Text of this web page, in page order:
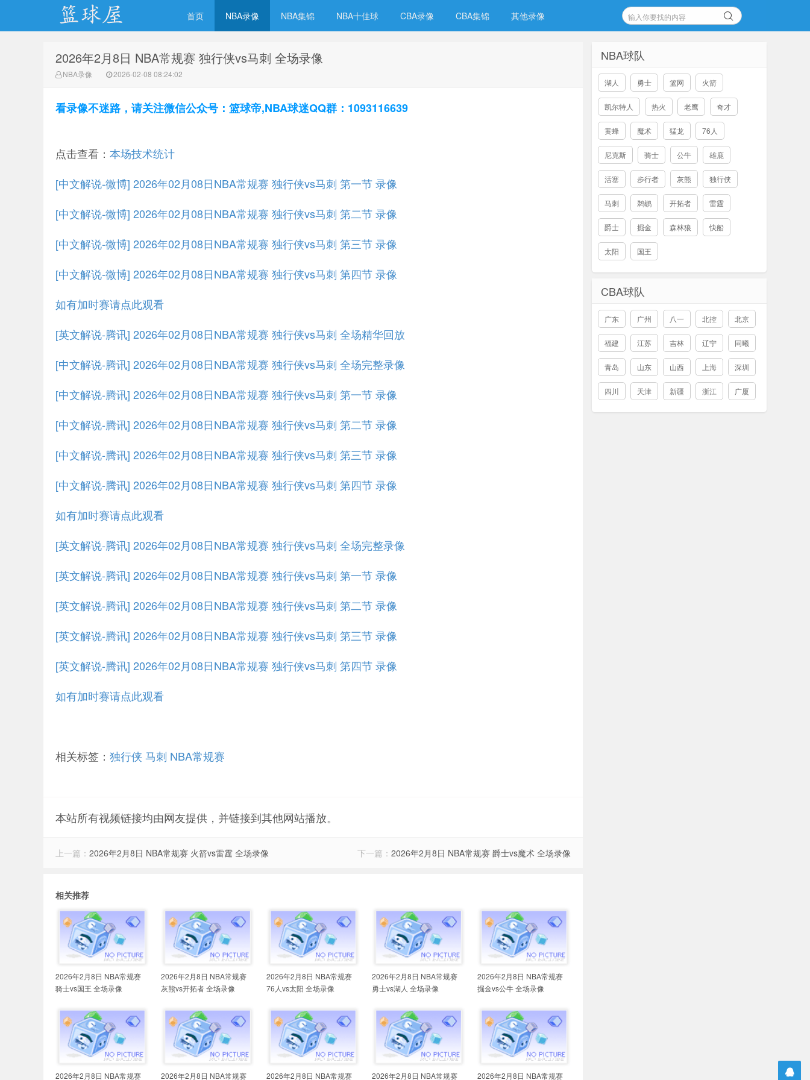
NBA录像网
首页 NBA录像 NBA集锦 NBA十佳球 CBA录像 CBA集锦 其他录像
2026年2月8日 NBA常规赛 独行侠vs马刺 全场录像
NBA录像 2026-02-08 08:24:02
看录像不迷路，请关注微信公众号：篮球帝,NBA球迷QQ群：1093116639
点击查看： 本场技术统计
[中文解说-微博] 2026年02月08日NBA常规赛 独行侠vs马刺 第一节 录像
[中文解说-微博] 2026年02月08日NBA常规赛 独行侠vs马刺 第二节 录像
[中文解说-微博] 2026年02月08日NBA常规赛 独行侠vs马刺 第三节 录像
[中文解说-微博] 2026年02月08日NBA常规赛 独行侠vs马刺 第四节 录像
如有加时赛请点此观看
[英文解说-腾讯] 2026年02月08日NBA常规赛 独行侠vs马刺 全场精华回放
[中文解说-腾讯] 2026年02月08日NBA常规赛 独行侠vs马刺 全场完整录像
[中文解说-腾讯] 2026年02月08日NBA常规赛 独行侠vs马刺 第一节 录像
[中文解说-腾讯] 2026年02月08日NBA常规赛 独行侠vs马刺 第二节 录像
[中文解说-腾讯] 2026年02月08日NBA常规赛 独行侠vs马刺 第三节 录像
[中文解说-腾讯] 2026年02月08日NBA常规赛 独行侠vs马刺 第四节 录像
如有加时赛请点此观看
[英文解说-腾讯] 2026年02月08日NBA常规赛 独行侠vs马刺 全场完整录像
[英文解说-腾讯] 2026年02月08日NBA常规赛 独行侠vs马刺 第一节 录像
[英文解说-腾讯] 2026年02月08日NBA常规赛 独行侠vs马刺 第二节 录像
[英文解说-腾讯] 2026年02月08日NBA常规赛 独行侠vs马刺 第三节 录像
[英文解说-腾讯] 2026年02月08日NBA常规赛 独行侠vs马刺 第四节 录像
如有加时赛请点此观看
相关标签： 独行侠马刺 NBA常规赛
本站所有视频链接均由网友提供，并链接到其他网站播放。
上一篇： 2026年2月8日 NBA常规赛 火箭vs雷霆 全场录像 下一篇： 2026年2月8日 NBA常规赛 爵士vs魔术 全场录像
相关推荐
2026年2月8日 NBA常规赛
骑士vs国王 全场录像
2026年2月8日 NBA常规赛
灰熊vs开拓者 全场录像
2026年2月8日 NBA常规赛
76人vs太阳 全场录像
2026年2月8日 NBA常规赛
勇士vs湖人 全场录像
2026年2月8日 NBA常规赛
掘金vs公牛 全场录像
2026年2月8日 NBA常规赛 2026年2月8日 NBA常规赛 2026年2月8日 NBA常规赛 2026年2月8日 NBA常规赛 2026年2月8日 NBA常规赛
NBA球队
湖人 勇士 篮网 火箭
凯尔特人 热火 老鹰 奇才
黄蜂 魔术 猛龙 76人
尼克斯 骑士 公牛 雄鹿
活塞 步行者 灰熊 独行侠
马刺 鹈鹕 开拓者 雷霆
爵士 掘金 森林狼 快船
太阳 国王
CBA球队
广东 广州 八一 北控 北京
福建 江苏 吉林 辽宁 同曦
青岛 山东 山西 上海 深圳
四川 天津 新疆 浙江 广厦